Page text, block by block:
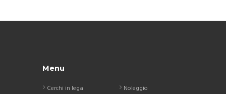
Menu
Cerchi in lega
Noleggio